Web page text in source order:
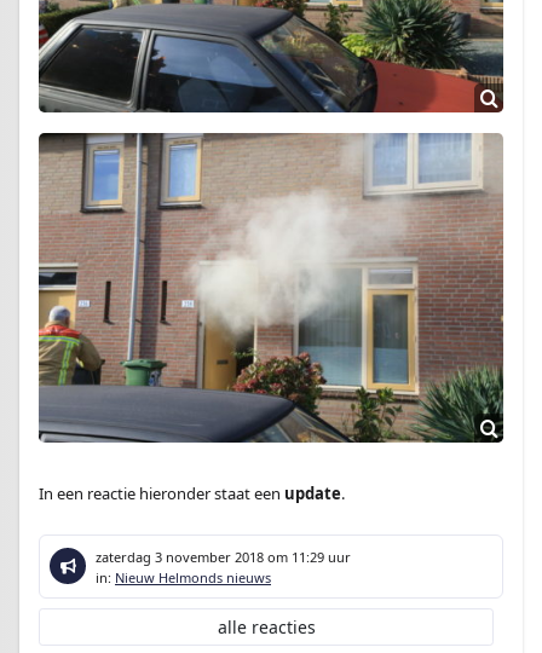
In een reactie hieronder staat een update.
zaterdag 3 november 2018 om 11:29 uur
in: Nieuw Helmonds nieuws
alle reacties